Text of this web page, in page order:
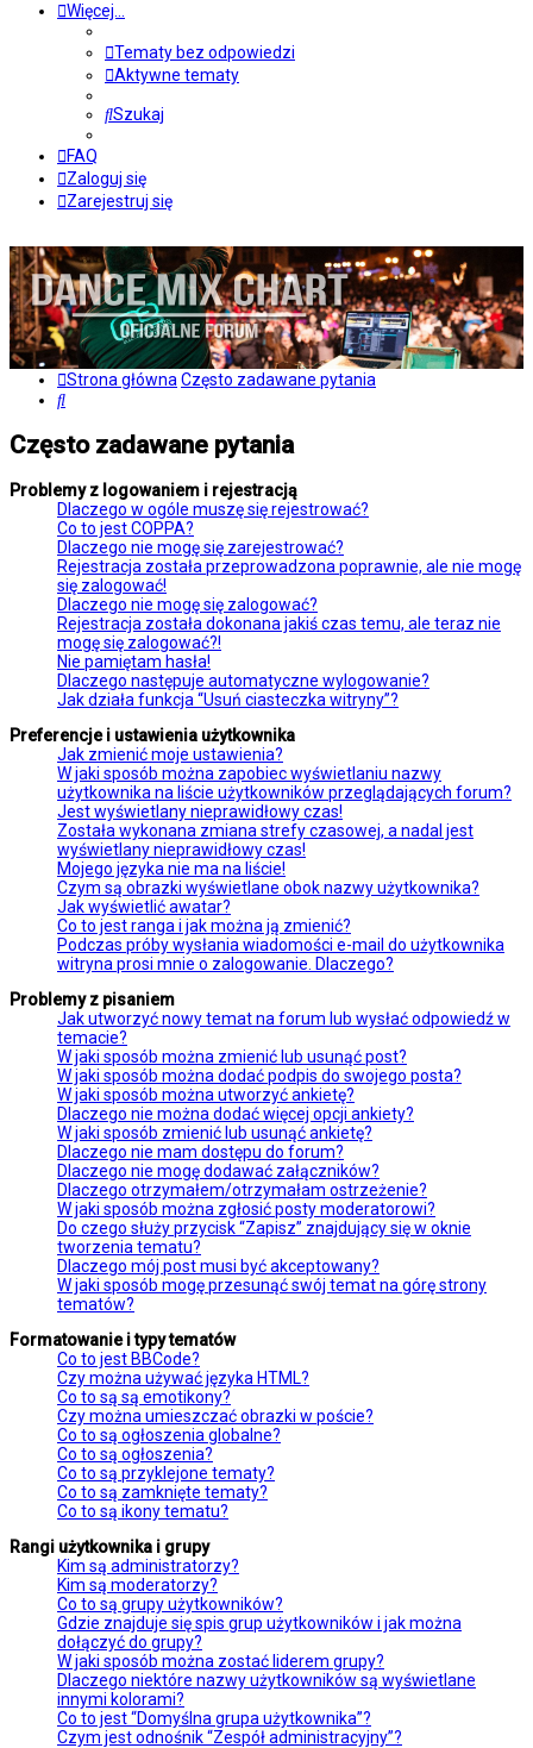
Więcej…
Tematy bez odpowiedzi
Aktywne tematy
Szukaj
FAQ
Zaloguj się
Zarejestruj się
Strona główna Często zadawane pytania
Szukaj
Często zadawane pytania
Problemy z logowaniem i rejestracją
Dlaczego w ogóle muszę się rejestrować?
Co to jest COPPA?
Dlaczego nie mogę się zarejestrować?
Rejestracja została przeprowadzona poprawnie, ale nie mogę
się zalogować!
Dlaczego nie mogę się zalogować?
Rejestracja została dokonana jakiś czas temu, ale teraz nie
mogę się zalogować?!
Nie pamiętam hasła!
Dlaczego następuje automatyczne wylogowanie?
Jak działa funkcja “Usuń ciasteczka witryny”?
Preferencje i ustawienia użytkownika
Jak zmienić moje ustawienia?
W jaki sposób można zapobiec wyświetlaniu nazwy
użytkownika na liście użytkowników przeglądających forum?
Jest wyświetlany nieprawidłowy czas!
Została wykonana zmiana strefy czasowej, a nadal jest
wyświetlany nieprawidłowy czas!
Mojego języka nie ma na liście!
Czym są obrazki wyświetlane obok nazwy użytkownika?
Jak wyświetlić awatar?
Co to jest ranga i jak można ją zmienić?
Podczas próby wysłania wiadomości e-mail do użytkownika
witryna prosi mnie o zalogowanie. Dlaczego?
Problemy z pisaniem
Jak utworzyć nowy temat na forum lub wysłać odpowiedź w
temacie?
W jaki sposób można zmienić lub usunąć post?
W jaki sposób można dodać podpis do swojego posta?
W jaki sposób można utworzyć ankietę?
Dlaczego nie można dodać więcej opcji ankiety?
W jaki sposób zmienić lub usunąć ankietę?
Dlaczego nie mam dostępu do forum?
Dlaczego nie mogę dodawać załączników?
Dlaczego otrzymałem/otrzymałam ostrzeżenie?
W jaki sposób można zgłosić posty moderatorowi?
Do czego służy przycisk “Zapisz” znajdujący się w oknie
tworzenia tematu?
Dlaczego mój post musi być akceptowany?
W jaki sposób mogę przesunąć swój temat na górę strony
tematów?
Formatowanie i typy tematów
Co to jest BBCode?
Czy można używać języka HTML?
Co to są są emotikony?
Czy można umieszczać obrazki w poście?
Co to są ogłoszenia globalne?
Co to są ogłoszenia?
Co to są przyklejone tematy?
Co to są zamknięte tematy?
Co to są ikony tematu?
Rangi użytkownika i grupy
Kim są administratorzy?
Kim są moderatorzy?
Co to są grupy użytkowników?
Gdzie znajduje się spis grup użytkowników i jak można
dołączyć do grupy?
W jaki sposób można zostać liderem grupy?
Dlaczego niektóre nazwy użytkowników są wyświetlane
innymi kolorami?
Co to jest “Domyślna grupa użytkownika”?
Czym jest odnośnik “Zespół administracyjny”?